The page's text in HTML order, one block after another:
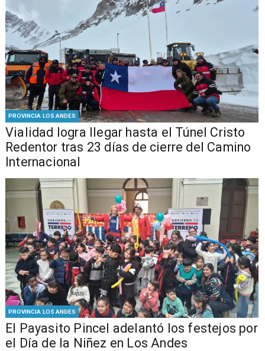
PROVINCIA LOS ANDES
Vialidad logra llegar hasta el Túnel Cristo
Redentor tras 23 días de cierre del Camino
Internacional
PROVINCIA LOS ANDES
El Payasito Pincel adelantó los festejos por
el Día de la Niñez en Los Andes